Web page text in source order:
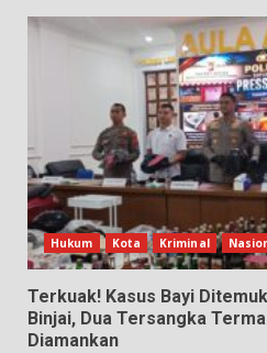
Hukum Kota Kriminal
Terkuak! Kasus Bayi
Binjai, Dua Tersangka
Diamankan